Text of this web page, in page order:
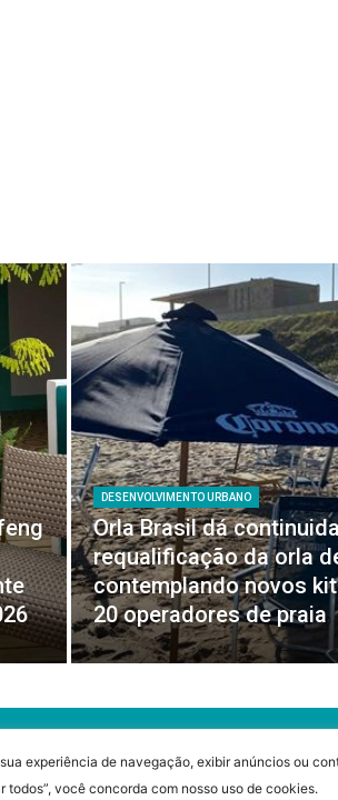
experiência de navegação, exibir anúncios ou
todos”, você concorda com nosso uso de cookies.
DESENVOLVIMENTO URBANO
Orla Brasil dá
requalificação da orla
contemplando novos
20 operadores de praia